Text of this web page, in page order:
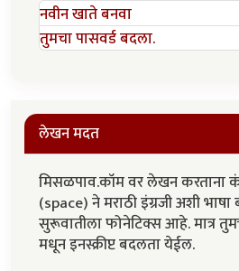
नवीन खाते बनवा
तुमचा पासवर्ड बदला.
लेखन मदत
मिसळपाव.कॉम वर लेखन करताना
(space) ने मराठी इंग्रजी अशी
सुरूवातीला फोनेटिक्स आहे. मात्र
मधून इनस्क्रीप्ट बदलता येईल.